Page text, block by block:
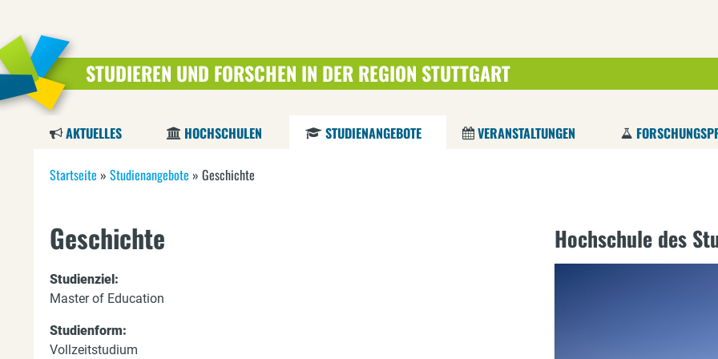
Direkt
zum
STUDIEREN UND FORSCHEN IN DER REGION STUTTGART
AKTUELLES HOCHSCHULEN STUDIENANGEBOTE VERANSTALTUNGEN
S
e
s
i
n
Startseite » Studienangebote » Geschichte
Geschichte
Studienziel:
Master of Education
Studienform:
Vollzeitstudium
Hochschule des